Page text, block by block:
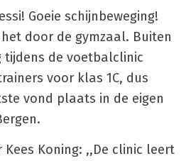
Goeie schijnbeweging!
door de gymzaal. Buiten
tijdens de voetbalclinic
voor klas 1C, dus
vond plaats in de eigen
Kees Koning: ,,De clinic leert